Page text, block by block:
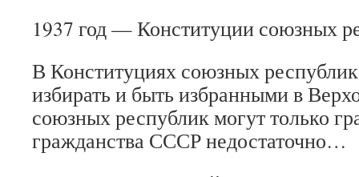
1937 год — Конституции союзных
В Конституциях союзных
избирать и быть избранными в
союзных республик могут только
гражданства СССР недостаточно…